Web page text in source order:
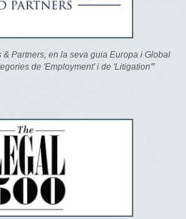
& Partners, en la seva guia Europa i Global
de 'Employment' i de 'Litigation'”